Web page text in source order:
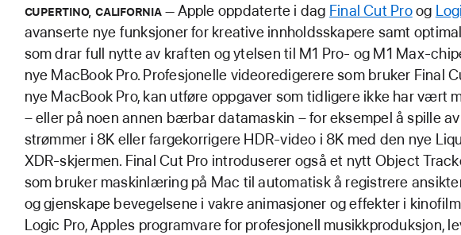
CUPERTINO, CALIFORNIA Apple oppdaterte i dag Final Cut Proog
avanserte nye funksjoner for kreative innholdsskapere samt
som drar full nytte av kraften og ytelsen til M1 Pro- og M1 Max-
nye MacBook Pro. Profesjonelle videoredigerere som bruker Final
nye MacBook Pro, kan utføre oppgaver som tidligere ikke har vært
– eller på noen annen bærbar datamaskin – for eksempel å spille
strømmer i 8K eller fargekorrigere HDR-video i 8K med den nye
XDR-skjermen. Final Cut Pro introduserer også et nytt Object
som bruker maskinlæring på Mac til automatisk å registrere
og gjenskape bevegelsene i vakre animasjoner og effekter i
Logic Pro, Apples programvare for profesjonell musikkproduksjon,